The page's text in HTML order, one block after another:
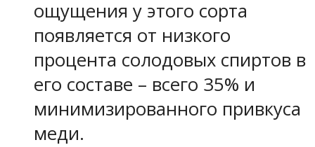
ощущения у этого сорта
появляется от низкого
процента солодовых спиртов в
его составе – всего 35% и
минимизированного привкуса
меди.